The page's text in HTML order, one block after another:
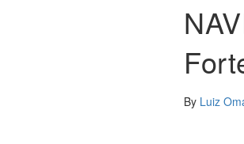
By Luiz